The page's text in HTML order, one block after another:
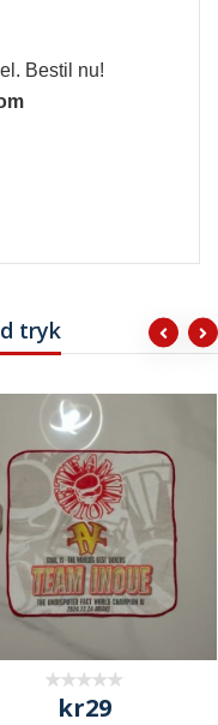
Bestil nu!
tryk
kr29